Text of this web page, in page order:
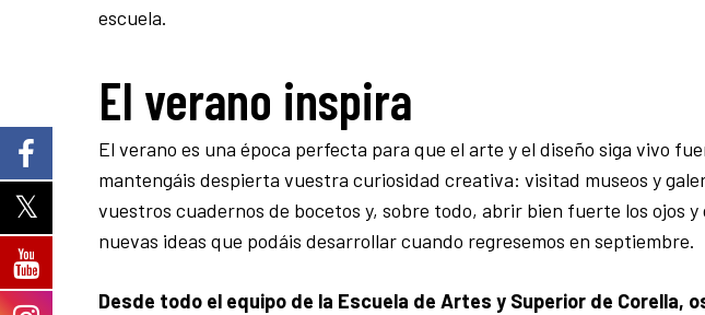
escuela.
El verano inspira
El verano es una época perfecta para que el arte y el diseño siga vivo
mantengáis despierta vuestra curiosidad creativa: visitad museos y
vuestros cuadernos de bocetos y, sobre todo, abrir bien fuerte los ojos
nuevas ideas que podáis desarrollar cuando regresemos en septiembre.
Desde todo el equipo de la Escuela de Artes y Superior de Corella,